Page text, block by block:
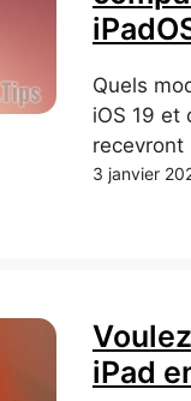
Quels
iOS 19 et
recevront
3 janvier
iPad